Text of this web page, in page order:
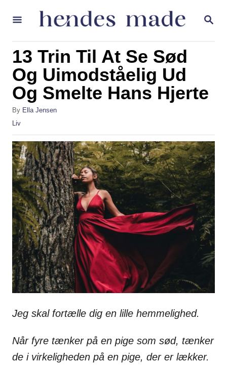
S
A
13 Trin Til At Se Sød
Og Uimodståelig Ud
Og Smelte Hans Hjerte
By A
h
o
r
Ella Jensen
C
a
t
e
g
o
r
i
e
s
Liv
Jeg skal fortælle dig en lille hemmelighed.
Når fyre tænker på en pige som sød, tænker
de i virkeligheden på en pige, der er lækker.